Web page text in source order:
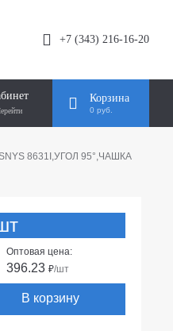
+7 (343) 216-16-20
Корзина
0 руб.
8631I,УГОЛ 95°,ЧАШКА
Оптовая цена:
396.23₽/шт
В корзину